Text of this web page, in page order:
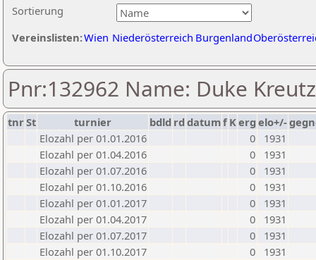
Sortierung
Vereinslisten:Wien Niederösterreich Burgenland
Pnr:132962 Name: Duke
tnrSt turnier bdld rd datumf Kerg elo+/-
Elozahl per 01.01.2016
0
1931
Elozahl per 01.04.2016
0
1931
Elozahl per 01.07.2016
0
1931
Elozahl per 01.10.2016
0
1931
Elozahl per 01.01.2017
0
1931
Elozahl per 01.04.2017
0
1931
Elozahl per 01.07.2017
0
1931
Elozahl per 01.10.2017
0
1931